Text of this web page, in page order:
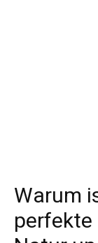
Warum
perfekte